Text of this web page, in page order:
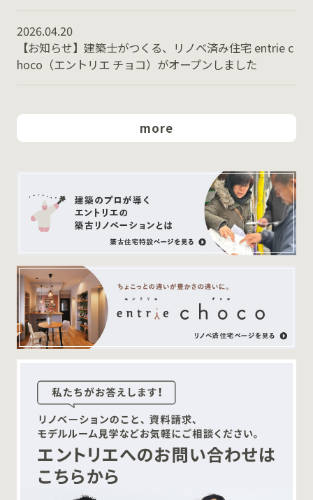
2026.04.20
【お知らせ】建築士がつくる、リノベ済み住宅 entrie c
hoco（エントリエ チョコ）がオープンしました
more